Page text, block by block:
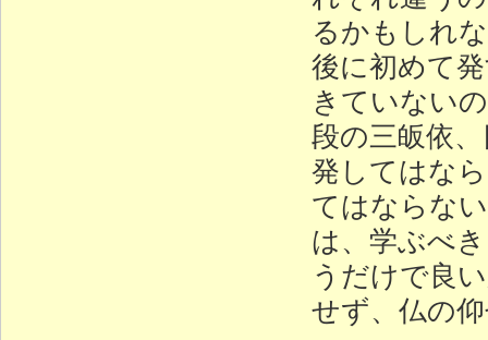
るかもしれ
後に初めて
きていない
段の三皈依
発してはな
てはならな
は、学ぶべ
うだけで良
せず、仏の